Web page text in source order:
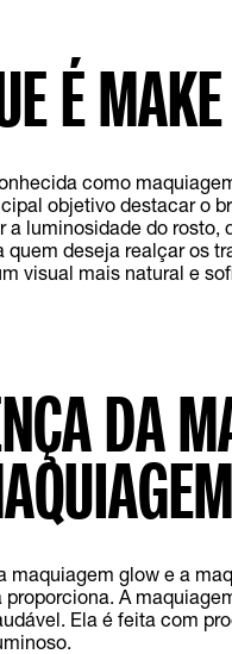
É
como
objetivo destacar o
a luminosidade do rosto,
quem deseja realçar os
visual mais natural e
DA
maquiagem glow e a
A
Ela é feita com